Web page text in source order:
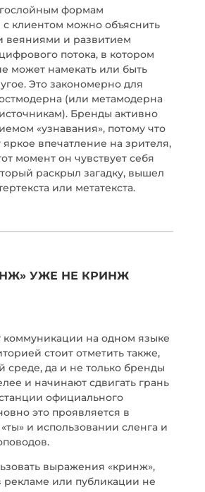
формам
клиентом можно объяснить
веяниями и развитием
потока, в котором
может намекать или быть
Это закономерно для
(или метамодерна
Бренды активно
«узнавания», потому что
впечатление на зрителя,
момент он чувствует себя
раскрыл загадку, вышел
или метатекста.
УЖЕ НЕ КРИНЖ
коммуникации на одном языке
стоит отметить также,
среде, да и не только бренды
и начинают сдвигать грань
официального
это проявляется в
и использовании сленга и
выражения «кринж»,
рекламе или публикации не